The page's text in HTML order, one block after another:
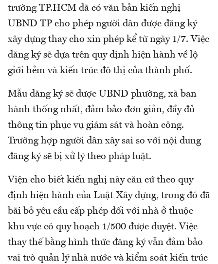
trường TP.HCM đã có văn bản kiến nghị
UBND TP cho phép người dân được đăng ký
xây dựng thay cho xin phép kể từ ngày 1/7. Việc
đăng ký sẽ dựa trên quy định hiện hành về lộ
giới hẻm và kiến trúc đô thị của thành phố.
Mẫu đăng ký sẽ được UBND phường, xã ban
hành thống nhất, đảm bảo đơn giản, đầy đủ
thông tin phục vụ giám sát và hoàn công.
Trường hợp người dân xây sai so với nội dung
đăng ký sẽ bị xử lý theo pháp luật.
Viện cho biết kiến nghị này căn cứ theo quy
định hiện hành của Luật Xây dựng, trong đó đã
bãi bỏ yêu cầu cấp phép đối với nhà ở thuộc
khu vực có quy hoạch 1/500 được duyệt. Việc
thay thế bằng hình thức đăng ký vẫn đảm bảo
vai trò quản lý nhà nước và kiểm soát kiến trúc